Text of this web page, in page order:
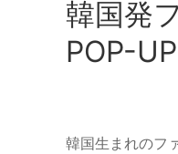
韓国発
POP-
韓国生まれのフ